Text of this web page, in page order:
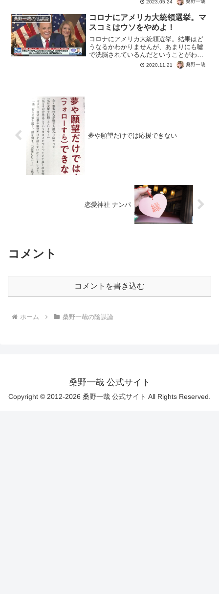
2023.05.24 桑野一哉
桑野一哉の陰謀論
コロナにアメリカ大統領選挙。マ
スコミはウソをやめよ！
コロナにアメリカ大統領選挙。結果はど
うなるかわかりませんが、あまりにも嘘
で洗脳されているんだということがわか
ったのの大きな収穫。もっとも騙されて
る人が多いと民主主義ではリスクでしか
2020.11.21 桑野一哉
夢や願望だけでは応援できない
恋愛神社 ナンパ
コメント
コメントを書き込む
ホーム 桑野一哉の陰謀論
桑野一哉 公式サイト
Copyright © 2012-2026 桑野一哉 公式サイト All Rights Reserved.